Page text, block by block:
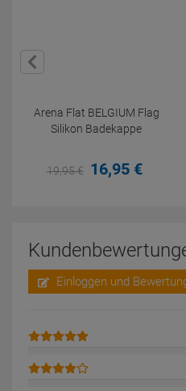
Arena Flat BELGIUM Flag
Silikon Badekappe
19,95€ 16,95 €
Einloggen und